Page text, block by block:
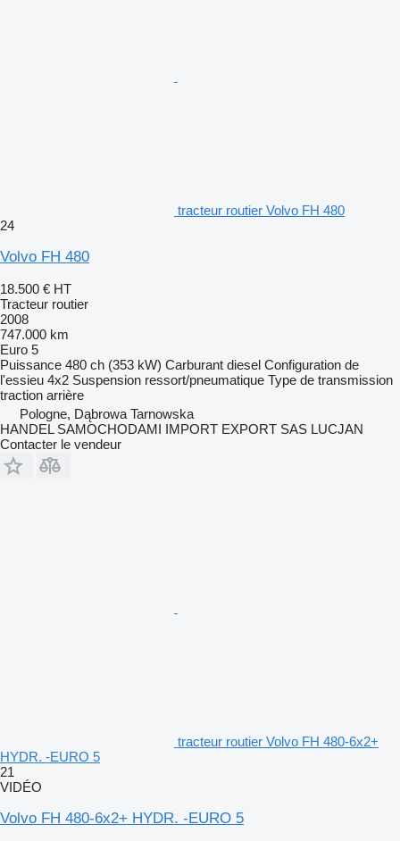
tracteur routier Volvo FH 480
24
Volvo FH 480
18.500 € HT
Tracteur routier
2008
747.000 km
Euro 5
Puissance 480 ch (353 kW) Carburant diesel Configuration de
l'essieu 4x2 Suspension ressort/pneumatique Type de transmission
traction arrière
Pologne, Dąbrowa Tarnowska
HANDEL SAMOCHODAMI IMPORT EXPORT SAS LUCJAN
Contacter le vendeur
tracteur routier Volvo FH 480-6x2+
HYDR. -EURO 5
21
VIDÉO
Volvo FH 480-6x2+ HYDR. -EURO 5